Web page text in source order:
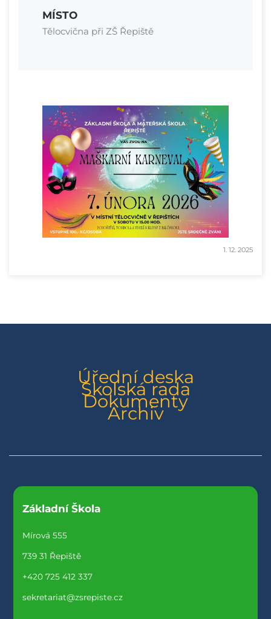
MÍSTO
Tělocvična při ZŠ Řepiště
1. 12. 2025
Úřední deska
Školská rada
Dokumenty
Archiv
Základní Škola
Mírová 555
739 31 Řepiště
+420 725 412 337
sekretariat@zsrepiste.cz